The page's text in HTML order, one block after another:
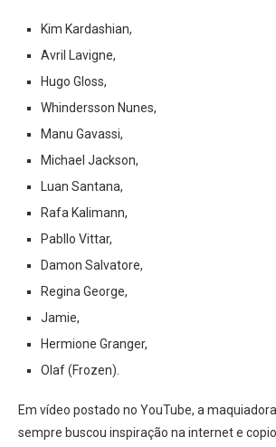
Kim Kardashian,
Avril Lavigne,
Hugo Gloss,
Whindersson Nunes,
Manu Gavassi,
Michael Jackson,
Luan Santana,
Rafa Kalimann,
Pabllo Vittar,
Damon Salvatore,
Regina George,
Jamie,
Hermione Granger,
Olaf (Frozen).
Em vídeo postado no YouTube, a
sempre buscou inspiração na internet e